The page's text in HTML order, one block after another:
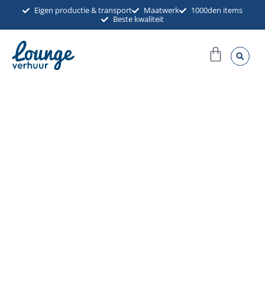
inhoud
Eigen productie & transport Maatwerk
1000den items
Beste kwaliteit